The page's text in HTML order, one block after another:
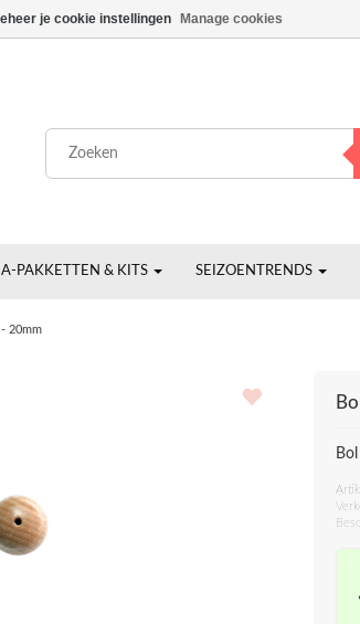
PAKKETTEN & KITS SEIZOENTRENDS
20mm
je cookie instellingen Manage cookies